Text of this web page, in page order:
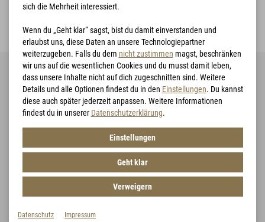
4.0 | evolution is quite
incredible
LIG 4.0 Jacket
MIG 4.0 Jacket
sich die Mehrheit interessiert.
Wenn du „Geht klar“ sagst, bist du damit einverstanden und
erlaubst uns, diese Daten an unsere Technologiepartner
weiterzugeben. Falls du dem nicht zustimmen magst, beschränken
wir uns auf die wesentlichen Cookies und du musst damit leben,
dass unsere Inhalte nicht auf dich zugeschnitten sind. Weitere
Details und alle Optionen findest du in den Einstellungen. Du kannst
diese auch später jederzeit anpassen. Weitere Informationen
findest du in unserer Datenschutzerklärung.
Einstellungen
Geht klar
Verweigern
Datenschutz Impressum